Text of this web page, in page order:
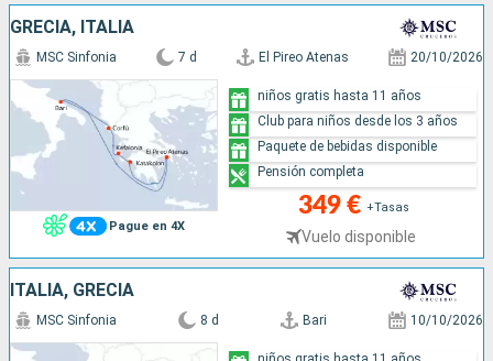
GRECIA, ITALIA
Pague en 4X
MSC Sinfonia 7 d El Pireo Atenas 20/10/2026
349 € +Tasas
Vuelo disponible
niños gratis hasta 11 años
Club para niños desde los 3 años
Paquete de bebidas disponible
Pensión completa
ITALIA, GRECIA
MSC Sinfonia 8 d Bari 10/10/2026